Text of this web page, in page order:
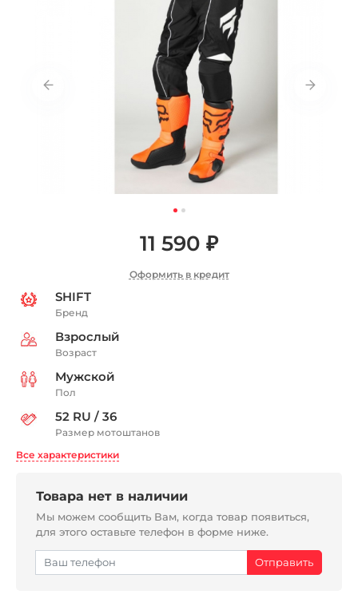
11 590 ₽
Оформить в кредит
SHIFT
Бренд
Взрослый
Возраст
Мужской
Пол
52 RU / 36
Размер мотоштанов
Все характеристики
Товара нет в наличии
Мы можем сообщить Вам, когда товар появиться,
для этого оставьте телефон в форме ниже.